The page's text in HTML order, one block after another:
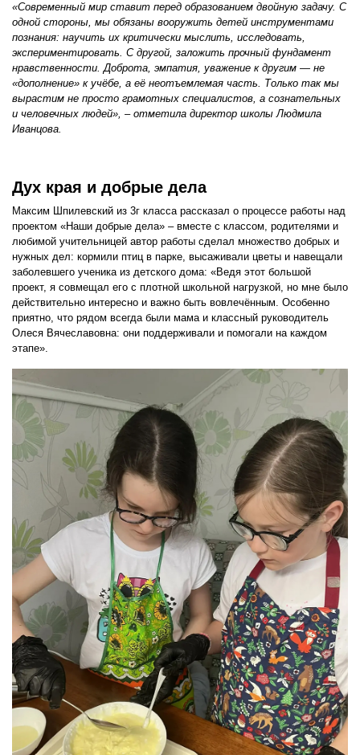
«Современный мир ставит перед образованием двойную задачу. С
одной стороны, мы обязаны вооружить детей инструментами
познания: научить их критически мыслить, исследовать,
экспериментировать. С другой, заложить прочный фундамент
нравственности. Доброта, эмпатия, уважение к другим — не
«дополнение» к учёбе, а её неотъемлемая часть. Только так мы
вырастим не просто грамотных специалистов, а сознательных
и человечных людей», – отметила директор школы Людмила
Иванцова.
Дух края и добрые дела
Максим Шпилевский из 3г класса рассказал о процессе работы над
проектом «Наши добрые дела» – вместе с классом, родителями и
любимой учительницей автор работы сделал множество добрых и
нужных дел: кормили птиц в парке, высаживали цветы и навещали
заболевшего ученика из детского дома: «Ведя этот большой
проект, я совмещал его с плотной школьной нагрузкой, но мне было
действительно интересно и важно быть вовлечённым. Особенно
приятно, что рядом всегда были мама и классный руководитель
Олеся Вячеславовна: они поддерживали и помогали на каждом
этапе».